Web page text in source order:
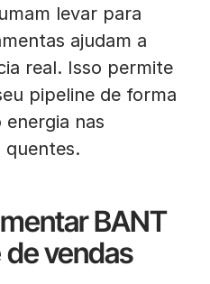
levar para
ajudam a
real. Isso permite
pipeline de forma
nas
quentes.
BANT
de vendas